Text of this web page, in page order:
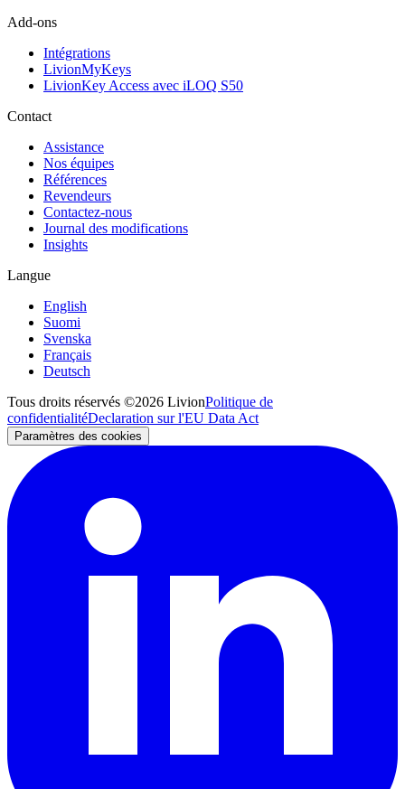
Add-ons
Intégrations
LivionMyKeys
LivionKey Access avec iLOQ S50
Contact
Assistance
Nos équipes
Références
Revendeurs
Contactez-nous
Journal des modifications
Insights
Langue
English
Suomi
Svenska
Français
Deutsch
Tous droits réservés ©2026 LivionPolitique de
confidentialitéDeclaration sur l'EU Data Act
Paramètres des cookies